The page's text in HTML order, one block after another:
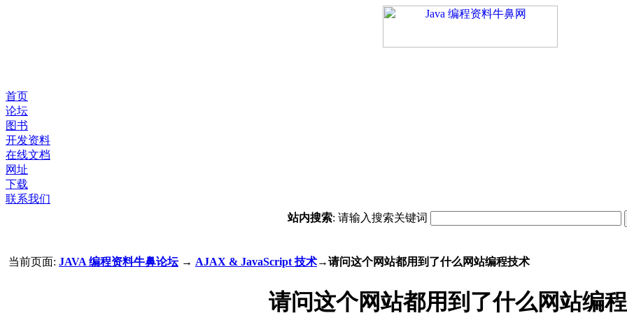
首页
论坛
图书
开发资料
在线文档
网址
下载
联系我们
站内搜索: 请输入搜索关键词
当前页面: JAVA 编程资料牛鼻论坛→ AJAX & JavaScript 技术→请问这个网站都用到了什么网站编程技术
请问这个网站都用到了什么网站编